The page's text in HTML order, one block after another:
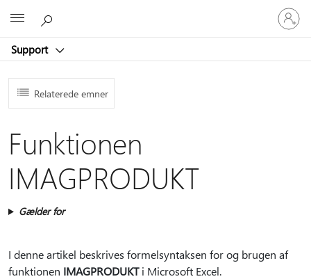
Support
Log
på
din
Relaterede emner
Funktionen
IMAGPRODUKT
Gælder for
I denne artikel beskrives formelsyntaksen for og brugen af
funktionen IMAGPRODUKTi Microsoft Excel.